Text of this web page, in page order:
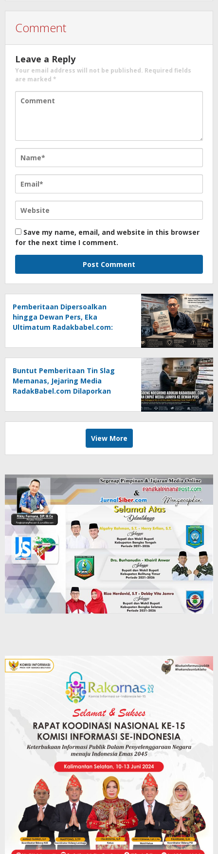
Comment
Leave a Reply
Your email address will not be published. Required fields
are marked *
Save my name, email, and website in this browser
for the next time I comment.
Pemberitaan Dipersoalkan
hingga Dewan Pers, Eka
Ultimatum Radakbabel.com:
Tempuh Jalur Hukum
Buntut Pemberitaan Tin Slag
Memanas, Jejaring Media
RadakBabel.com Dilaporkan
Pers
View More